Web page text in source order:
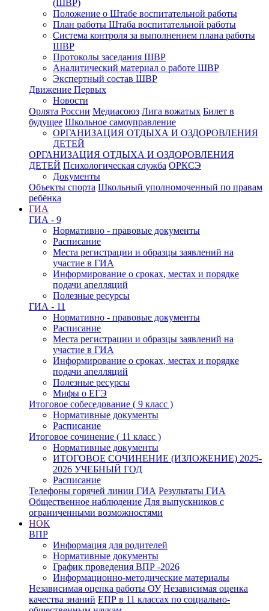
(ШВР)
Положение о Штабе воспитательной работы
План работы Штаба воспитательной работы
Система контроля за выполнением плана работы
ШВР
Протоколы заседания ШВР
Аналитический материал о работе ШВР
Экспертный состав ШВР
Движение Первых
Новости
Орлята России Медиасоюз Лига вожатых Билет в
будущее Школьное самоуправление
ОРГАНИЗАЦИЯ ОТДЫХА И ОЗДОРОВЛЕНИЯ
ДЕТЕЙ
ОРГАНИЗАЦИЯ ОТДЫХА И ОЗДОРОВЛЕНИЯ
ДЕТЕЙ Психологическая служба ОРКСЭ
Документы
Объекты спорта Школьный уполномоченный по правам
ребёнка
ГИА
ГИА - 9
Нормативно - правовые документы
Расписание
Места регистрации и образцы заявлений на
участие в ГИА
Информирование о сроках, местах и порядке
подачи апелляций
Полезные ресурсы
ГИА - 11
Нормативно - правовые документы
Расписание
Места регистрации и образцы заявлений на
участие в ГИА
Информирование о сроках, местах и порядке
подачи апелляций
Полезные ресурсы
Мифы о ЕГЭ
Итоговое собеседование ( 9 класс )
Нормативные документы
Расписание
Итоговое сочинение ( 11 класс )
Нормативные документы
ИТОГОВОЕ СОЧИНЕНИЕ (ИЗЛОЖЕНИЕ) 2025-
2026 УЧЕБНЫЙ ГОД
Расписание
Телефоны горячей линии ГИА Результаты ГИА
Общественное наблюдение Для выпускников с
ограниченными возможностями
НОК
ВПР
Информация для родителей
Нормативные документы
График проведения ВПР -2026
Информационно-методические материалы
Независимая оценка работы ОУ Независимая оценка
качества знаний ЕПР в 11 классах по социально-